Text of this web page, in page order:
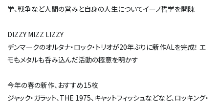
学、戦争など人間の営みと自身の人生についてイーノ哲学を開陳
DIZZY MIZZ LIZZY
デンマークのオルタナ・ロック・トリオが20年ぶりに新作ALを完成！ エ
モもメタルも呑み込んだ活動の極意を明かす
今年の春の新作、おすすめ15枚
ジャック・ガラット、THE 1975、キャットフィッシュなどなど、ロッキング・